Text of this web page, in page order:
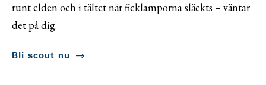
runt elden och i tältet när ficklamporna släckts – väntar
det på dig.
Bli scout nu